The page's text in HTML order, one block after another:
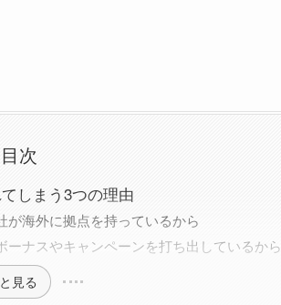
目次
しまう3つの理由
海外に拠点を持っているから
ナスやキャンペーンを打ち出しているから
見る